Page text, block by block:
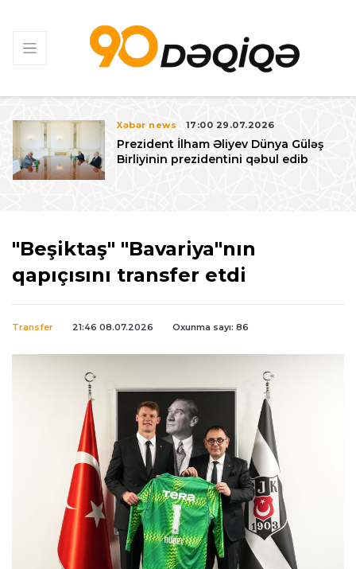
Xəbər news 17:00 29.07.2026
Prezident İlham Əliyev Dünya Güləş
Birliyinin prezidentini qəbul edib
"Beşiktaş" "Bavariya"nın
qapıçısını transfer etdi
Transfer 21:46 08.07.2026 Oxunma sayı: 86